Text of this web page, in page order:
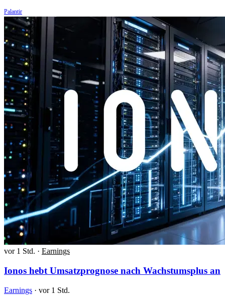
Palantir
vor 1 Std. · Earnings
Ionos hebt Umsatzprognose nach Wachstumsplus an
Earnings · vor 1 Std.